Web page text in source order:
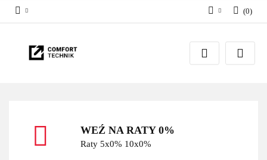
Zaloguj się
Zarejestruj się
(0)
WEŹ NA RATY 0%
Raty 5x0% 10x0%